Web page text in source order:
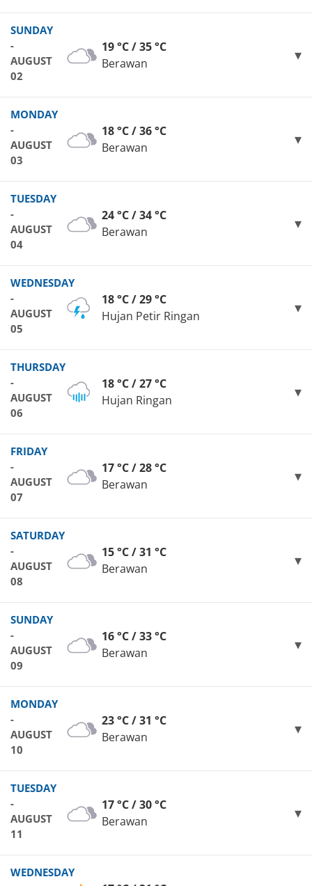
SUNDAY
-
AUGUST
02
19 °C / 35 °C
Berawan
MONDAY
-
AUGUST
03
18 °C / 36 °C
Berawan
TUESDAY
-
AUGUST
04
24 °C / 34 °C
Berawan
WEDNESDAY
-
AUGUST
05
18 °C / 29 °C
Hujan Petir Ringan
THURSDAY
-
AUGUST
06
18 °C / 27 °C
Hujan Ringan
FRIDAY
-
AUGUST
07
17 °C / 28 °C
Berawan
SATURDAY
-
AUGUST
08
15 °C / 31 °C
Berawan
SUNDAY
-
AUGUST
09
16 °C / 33 °C
Berawan
MONDAY
-
AUGUST
10
23 °C / 31 °C
Berawan
TUESDAY
-
AUGUST
11
17 °C / 30 °C
Berawan
WEDNESDAY